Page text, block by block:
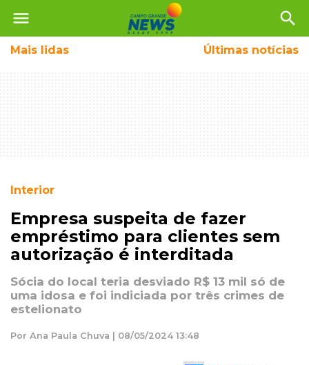
menu search
Mais lidas Últimas notícias
Interior
Empresa suspeita de fazer
empréstimo para clientes sem
autorização é interditada
Sócia do local teria desviado R$ 13 mil só de
uma idosa e foi indiciada por três crimes de
estelionato
Por Ana Paula Chuva | 08/05/2024 13:48